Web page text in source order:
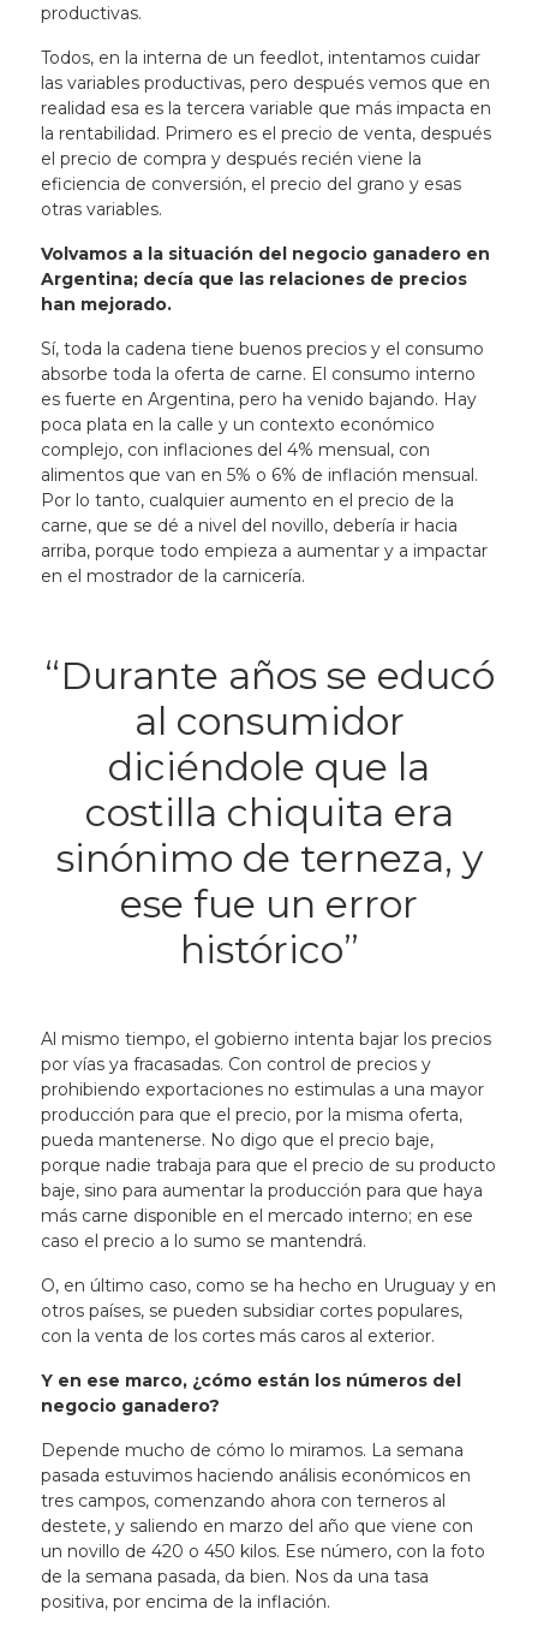
productivas.
Todos, en la interna de un feedlot, intentamos cuidar
las variables productivas, pero después vemos que en
realidad esa es la tercera variable que más impacta en
la rentabilidad. Primero es el precio de venta, después
el precio de compra y después recién viene la
eficiencia de conversión, el precio del grano y esas
otras variables.
Volvamos a la situación del negocio ganadero en
Argentina; decía que las relaciones de precios
han mejorado.
Sí, toda la cadena tiene buenos precios y el consumo
absorbe toda la oferta de carne. El consumo interno
es fuerte en Argentina, pero ha venido bajando. Hay
poca plata en la calle y un contexto económico
complejo, con inflaciones del 4% mensual, con
alimentos que van en 5% o 6% de inflación mensual.
Por lo tanto, cualquier aumento en el precio de la
carne, que se dé a nivel del novillo, debería ir hacia
arriba, porque todo empieza a aumentar y a impactar
en el mostrador de la carnicería.
“Durante años se educó
al consumidor
diciéndole que la
costilla chiquita era
sinónimo de terneza, y
ese fue un error
histórico”
Al mismo tiempo, el gobierno intenta bajar los precios
por vías ya fracasadas. Con control de precios y
prohibiendo exportaciones no estimulas a una mayor
producción para que el precio, por la misma oferta,
pueda mantenerse. No digo que el precio baje,
porque nadie trabaja para que el precio de su producto
baje, sino para aumentar la producción para que haya
más carne disponible en el mercado interno; en ese
caso el precio a lo sumo se mantendrá.
O, en último caso, como se ha hecho en Uruguay y en
otros países, se pueden subsidiar cortes populares,
con la venta de los cortes más caros al exterior.
Y en ese marco, ¿cómo están los números del
negocio ganadero?
Depende mucho de cómo lo miramos. La semana
pasada estuvimos haciendo análisis económicos en
tres campos, comenzando ahora con terneros al
destete, y saliendo en marzo del año que viene con
un novillo de 420 o 450 kilos. Ese número, con la foto
de la semana pasada, da bien. Nos da una tasa
positiva, por encima de la inflación.